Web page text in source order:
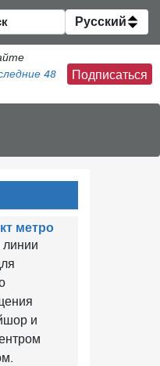
Русский
48
Подписаться
метро
линии
и